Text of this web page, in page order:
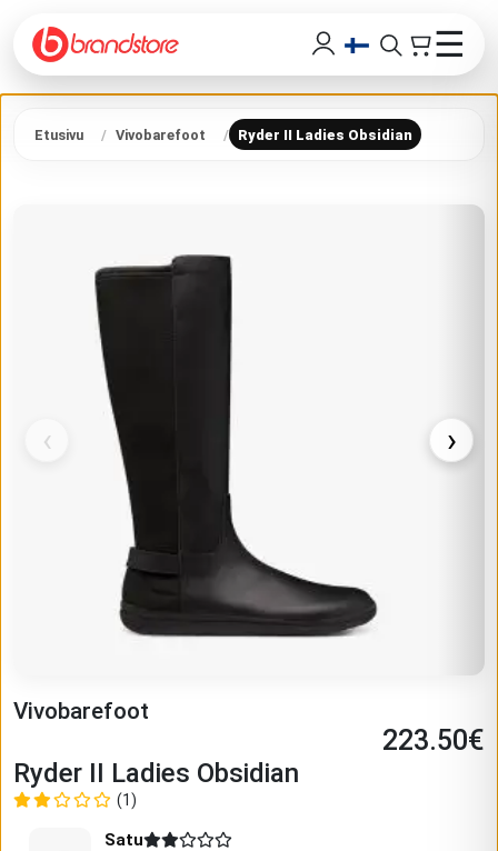
☰
Etusivu Vivobarefoot Ryder II Ladies Obsidian
‹ ›
Vivobarefoot
223.50€
Ryder II Ladies Obsidian
(1)
Satu